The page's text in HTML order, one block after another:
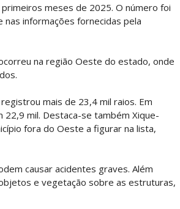
meses de 2025. O número foi
informações fornecidas pela
na região Oeste do estado, onde
mais de 23,4 mil raios. Em
22,9 mil. Destaca-se também Xique-
fora do Oeste a figurar na lista,
causar acidentes graves. Além
e vegetação sobre as estruturas,